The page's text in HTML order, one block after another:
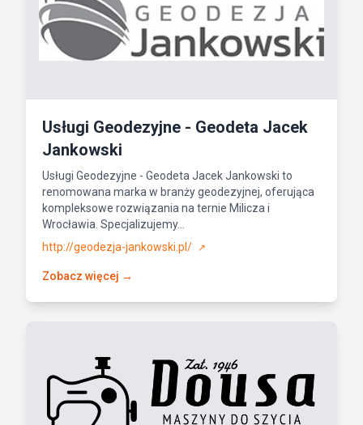
Usługi Geodezyjne - Geodeta Jacek
Jankowski
Usługi Geodezyjne - Geodeta Jacek Jankowski to
renomowana marka w branży geodezyjnej, oferująca
kompleksowe rozwiązania na ternie Milicza i
Wrocławia. Specjalizujemy...
http://geodezja-jankowski.pl/
↗
Zobacz więcej →